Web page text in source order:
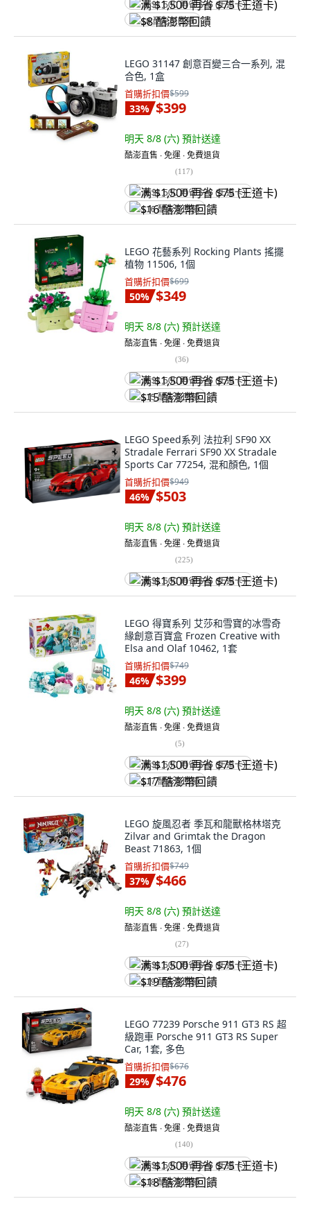
满 $1,500 再省 $75 (王道卡)
$8 酷澎幣回饋
LEGO 31147 創意百變三合一系列, 混
合色, 1盒
首購折扣價$599
33% $399
明天 8/8 (六) 預計送達
酷澎直售 ∙ 免運 ∙ 免費退貨
(117)
满 $1,500 再省 $75 (王道卡)
$16 酷澎幣回饋
LEGO 花藝系列 Rocking Plants 搖擺
植物 11506, 1個
首購折扣價$699
50% $349
明天 8/8 (六) 預計送達
酷澎直售 ∙ 免運 ∙ 免費退貨
(36)
满 $1,500 再省 $75 (王道卡)
$15 酷澎幣回饋
LEGO Speed系列 法拉利 SF90 XX
Stradale Ferrari SF90 XX Stradale
Sports Car 77254, 混和顏色, 1個
首購折扣價$949
46% $503
明天 8/8 (六) 預計送達
酷澎直售 ∙ 免運 ∙ 免費退貨
(225)
满 $1,500 再省 $75 (王道卡)
LEGO 得寶系列 艾莎和雪寶的冰雪奇
緣創意百寶盒 Frozen Creative with
Elsa and Olaf 10462, 1套
首購折扣價$749
46% $399
明天 8/8 (六) 預計送達
酷澎直售 ∙ 免運 ∙ 免費退貨
(5)
满 $1,500 再省 $75 (王道卡)
$17 酷澎幣回饋
LEGO 旋風忍者 季瓦和龍獸格林塔克
Zilvar and Grimtak the Dragon
Beast 71863, 1個
首購折扣價$749
37% $466
明天 8/8 (六) 預計送達
酷澎直售 ∙ 免運 ∙ 免費退貨
(27)
满 $1,500 再省 $75 (王道卡)
$19 酷澎幣回饋
LEGO 77239 Porsche 911 GT3 RS 超
級跑車 Porsche 911 GT3 RS Super
Car, 1套, 多色
首購折扣價$676
29% $476
明天 8/8 (六) 預計送達
酷澎直售 ∙ 免運 ∙ 免費退貨
(140)
满 $1,500 再省 $75 (王道卡)
$18 酷澎幣回饋